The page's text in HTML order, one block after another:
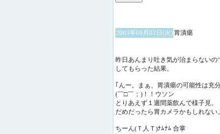
2003年09月02日(火) 胃潰瘍
昨日あんまり吐き気が治まらない
してもらった結果。
｢んー。まぁ、胃潰瘍の可能性は充
(￣□￣；)！！ウソン
とりあえず１週間薬飲んで様子見。
だめだったら胃カメラかもしれない
ちーん(Ｔ人Ｔ)ﾅﾑﾅﾑ 合掌